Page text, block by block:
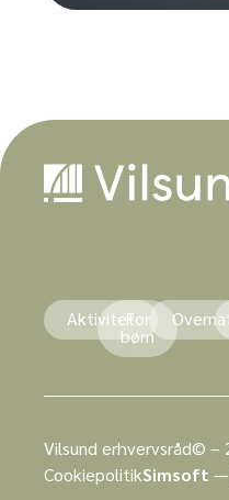
AktivitetFor
børn
Vilsund erhvervsråd© –
CookiepolitikSimsoft —